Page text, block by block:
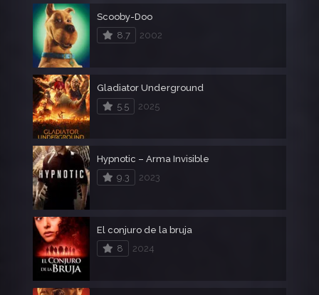
Scooby-Doo
8.7
2002
Gladiator Underground
5.5
2025
Hypnotic – Arma Invisible
9.3
2023
El conjuro de la bruja
8
2024